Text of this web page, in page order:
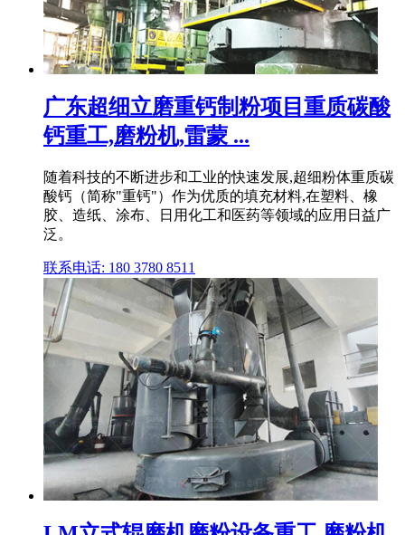
广东超细立磨重钙制粉项目重质碳酸
钙重工,磨粉机,雷蒙 ...
随着科技的不断进步和工业的快速发展,超细粉体重质碳
酸钙（简称"重钙"）作为优质的填充材料,在塑料、橡
胶、造纸、涂布、日用化工和医药等领域的应用日益广
泛。
联系电话: 180 3780 8511